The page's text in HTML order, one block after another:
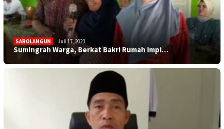
SAROLANGUN Juli 17, 2023
Sumingrah Warga, Berkat Bakri Rumah Impi…